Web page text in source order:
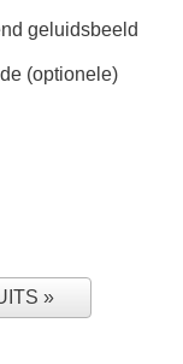
geluidsbeeld
(optionele)